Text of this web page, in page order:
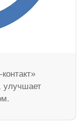
улучшает